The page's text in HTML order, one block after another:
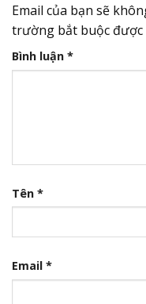
Email của bạn sẽ
trường bắt buộc được
Bình luận *
Tên *
Email *